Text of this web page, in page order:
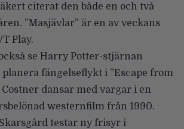
citerat den både en och två
”Masjävlar” är en av veckans
Play.
se Harry Potter-stjärnan
fängelseflykt i ”Escape from
dansar med vargar i en
westernfilm från 1990.
testar ny frisyr i